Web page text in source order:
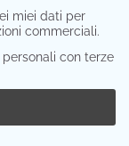
miei dati per
commerciali.
con terze